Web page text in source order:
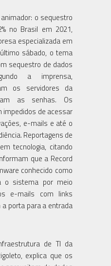
o sequestro
no Brasil em 2021,
especializada em
sábado, o tema
sequestro de dados
a imprensa,
os servidores da
as senhas. Os
impedidos de acessar
e-mails e até o
Reportagens de
tecnologia, citando
que a Record
conhecido como
o sistema por meio
e-mails com links
porta para a entrada
de TI da
explica que os